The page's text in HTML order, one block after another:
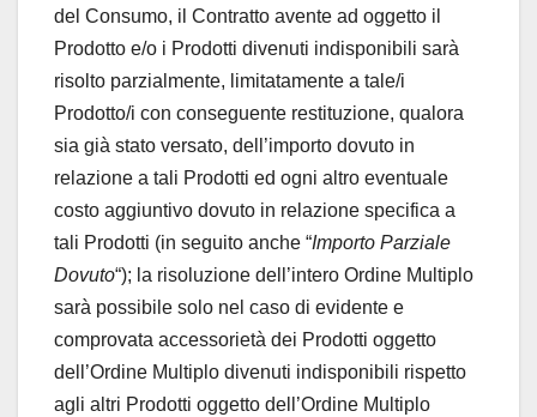
del Consumo, il Contratto avente ad oggetto il
Prodotto e/o i Prodotti divenuti indisponibili sarà
risolto parzialmente, limitatamente a tale/i
Prodotto/i con conseguente restituzione, qualora
sia già stato versato, dell’importo dovuto in
relazione a tali Prodotti ed ogni altro eventuale
costo aggiuntivo dovuto in relazione specifica a
tali Prodotti (in seguito anche “Importo Parziale
Dovuto“); la risoluzione dell’intero Ordine Multiplo
sarà possibile solo nel caso di evidente e
comprovata accessorietà dei Prodotti oggetto
dell’Ordine Multiplo divenuti indisponibili rispetto
agli altri Prodotti oggetto dell’Ordine Multiplo